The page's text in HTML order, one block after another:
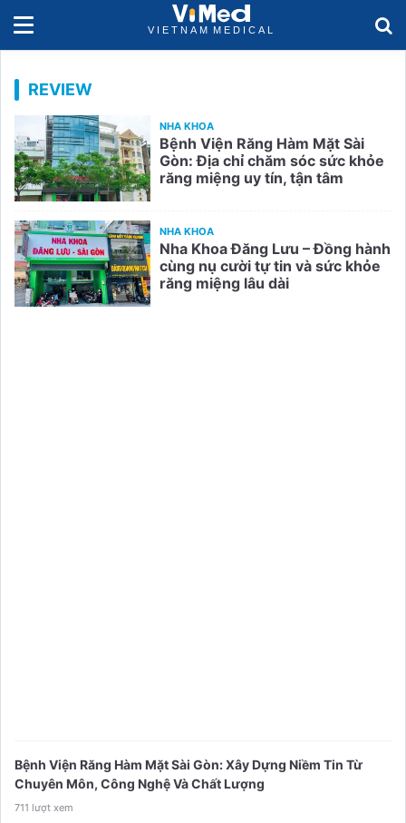
REVIEW
NHA KHOA
Bệnh Viện Răng Hàm Mặt Sài
Gòn: Địa chỉ chăm sóc sức khỏe
răng miệng uy tín, tận tâm
NHA KHOA
Nha Khoa Đăng Lưu – Đồng hành
cùng nụ cười tự tin và sức khỏe
răng miệng lâu dài
Bệnh Viện Răng Hàm Mặt Sài Gòn: Xây Dựng Niềm Tin Từ
Chuyên Môn, Công Nghệ Và Chất Lượng
711 lượt xem